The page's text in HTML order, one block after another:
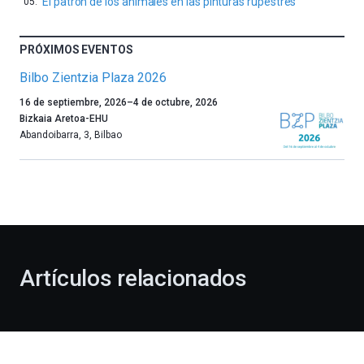
PRÓXIMOS EVENTOS
Bilbo Zientzia Plaza 2026
Un
año
más,
celebración
novena
16 de septiembre, 2026–4 de octubre, 2026
Bizkaia Aretoa-EHU
Abandoibarra, 3, Bilbao
Artículos relacionados